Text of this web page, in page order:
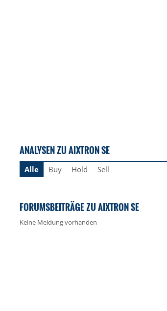
ANALYSEN ZU AIXTRON SE
Alle Buy Hold Sell
FORUMSBEITRÄGE ZU AIXTRON SE
Keine Meldung vorhanden